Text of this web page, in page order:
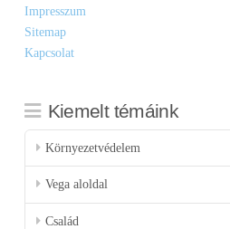
Impresszum
Sitemap
Kapcsolat
Kiemelt témáink
Környezetvédelem
Vega aloldal
Család